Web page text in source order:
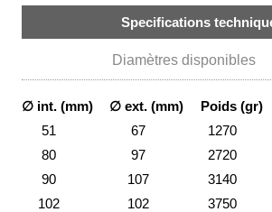
Cosméto
Pharma
Maintenance
société
Specifications
Diamètres disponibles
∅ int. (mm) ∅ ext. (mm) Poids (gr)
51
67 1270
80
97 2720
90
107 3140
102
102 3750